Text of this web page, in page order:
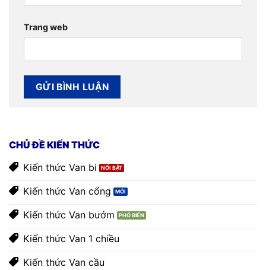
Trang web
CHỦ ĐỀ KIẾN THỨC
Kiến thức Van bi
Kiến thức Van cổng
Kiến thức Van bướm
Kiến thức Van 1 chiều
Kiến thức Van cầu